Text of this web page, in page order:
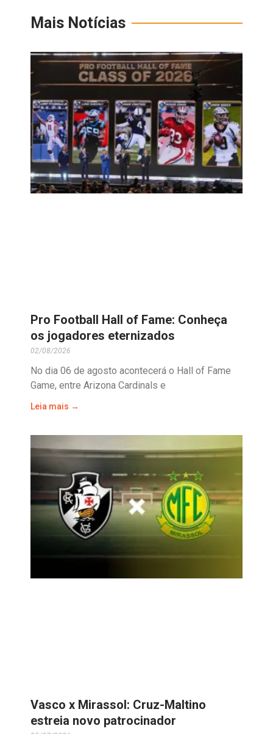
Mais Notícias
Pro Football Hall of Fame: Conheça
os jogadores eternizados
02/08/2026
No dia 06 de agosto acontecerá o Hall of Fame
Game, entre Arizona Cardinals e
Leia mais →
Vasco x Mirassol: Cruz-Maltino
estreia novo patrocinador